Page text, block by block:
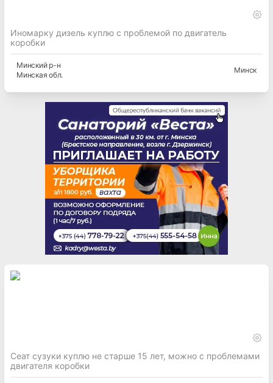
Иномарку дизель куплю с проблемой по двигатель
коробки
Минскийр-н
Минская обл.
Минск
Сеат сузуки куплю не старше 15 лет, можно с проблемами
двигателя коробки